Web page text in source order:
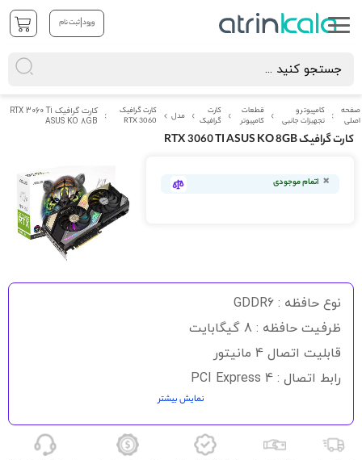
ورود|ثبت نام
صفحه
اصلی
کامپیوتر و
تجهیزات جانبی
قطعات
کامپیوتر
کارت
گرافیک
مدل
کارت گرافیک
RTX 3060
کارت گرافیک RTX 3060 Ti
ASUS KO 8GB
کارت گرافیک RTX 3060 TI ASUS KO 8GB
انتهای
گالری
تصاویر
اتمام موجودی
نوع حافظه : GDDR6
ظرفیت حافظه : 8 گیگابایت
قابلیت اتصال 4 مانیتور
رابط اتصال : PCI Express 4
نمایش بیشتر